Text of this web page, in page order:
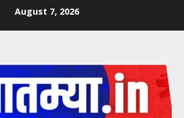
August 7, 2026